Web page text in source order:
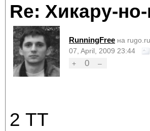
Re: Хикару-
RunningFree на rugo.ru
07, April, 2009 23:44
+
0 –
2 ТТ